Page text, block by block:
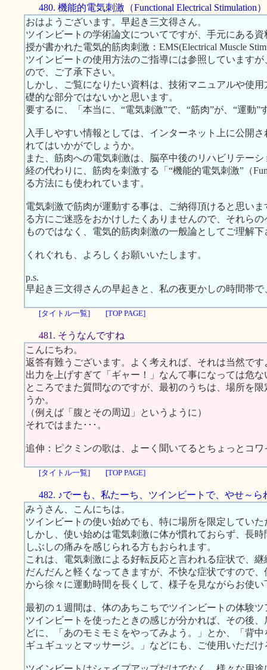
480. 機能的電気刺激（Functional Electrical Stimulation）
おはようございます。早起き三文得さん。
ツインビートの学術論文についてですが、手元にある
授が書かれた電気的筋肉刺激：EMS(Electrical Muscle
ツインビートの使用方法のご指導には参照しています
ので、ご了承下さい。
しかし、ご覧になりたい資料は、技術マニュアルや使
礎的な部分ではないかと思います。
要するに、「本当に、“電気刺激”で、“筋肉”が、“運動”
入手しやすい情報としては、インターネット上に公開
れてはいかがでしょうか。
また、筋肉への電気刺激は、脳卒中後のリハビリテー
経の代わりに、筋肉を刺激する「“機能的電気刺激”（
る方法にも使われています。
電気刺激で筋肉が運動する事は、ご納得頂けると思い
る方にご迷惑をおかけしたくありませんので、それら
ものではなく、電気的筋肉刺激の一般論としてご理解下
くれぐれも、よろしくお願いいたします。
p.s.
早起き三文得さんの早起きと、私の夜更かしの時間帯
[タイトル一覧] [TOP PAGE]
481. そうなんですね
こんにちわ。
返答有難うございます。よく考えれば、それは当然です
出力を上げすぎて「ギャー！」なんて事になっては危な
ところでまた質問なのですが、最初のうちは、場所を
うか。
（例えば「腹とその周辺」というように）
それではまた･･･。
追伸：ピクミンの歌は、よーく聞いてるとちょっとコ
[タイトル一覧] [TOP PAGE]
482. ♪でーも、私たーち、ツインビートで、やせ～ら
みうさん、こんにちは。
ツインビートの使い始めでも、特に場所を限定してい
しかし、使い始めは電気刺激に体が慣れておらず、長
しぶしの痛みを感じられる方もおられます。
これは、電気刺激による好転反応と言われる症状で、
だんだんと軽くなってきますが、不快な症状ですので
から徐々に運動時間を長くして、様子を見ながらお使い
最初の１週間は、体のあちこちでツインビートの体験
ツインビートを使ったときの感じが分かれば、その後
どに、「あのモミモミをやってみよう。」とか、「背
ギュギュッとマッサージ。」などにも、ご使用いただ